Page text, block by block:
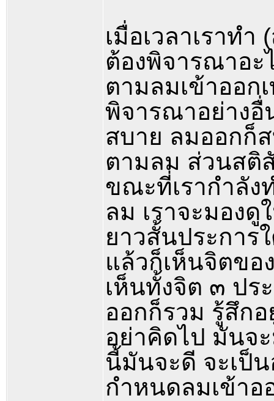
เมื่อเวลาเราท
ต้องพิจารณาอะ
ตามลมเข้าออก
พิจารณาอย่างอื่
สบาย ลมออกก็
ตามลม ส่วนสติ
ขณะที่เรากำลั
ลม เราจะมอง
ยาวสั้นประการ
แล้วก็เห็นจิตขอ
เห็นทั้งจิต ๓ ปร
ออกก็รวม รู้สึก
อย่าคิดไป มันจ
นี้มันจะดี จะเป็น
กำหนดลมเข้าอ